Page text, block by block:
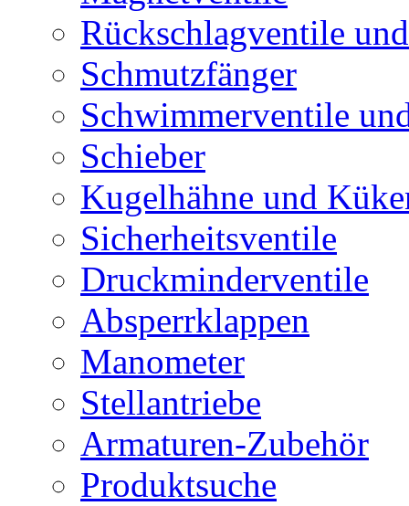
Rückschlagventile
Schmutzfänger
Schwimmerventile
Schieber
Kugelhähne und
Sicherheitsventile
Druckminderventile
Absperrklappen
Manometer
Stellantriebe
Armaturen-Zubehör
Produktsuche